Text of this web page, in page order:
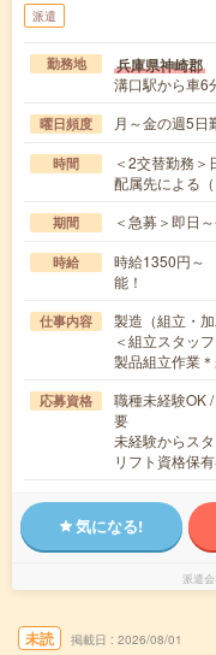
派遣
勤務地 兵庫県神崎郡
溝口駅から車6
曜日頻度 月～金の週5日
時間
＜2交替勤務
配属先による
期間 ＜急募＞即日
時給
時給1350円～
能！
仕事内容
製造（組立・加
＜組立スタッ
製品組立作業
応募資格
職種未経験OK
要
未経験からス
リフト資格保
気になる!
派遣会
未読 掲載日 2026/08/01